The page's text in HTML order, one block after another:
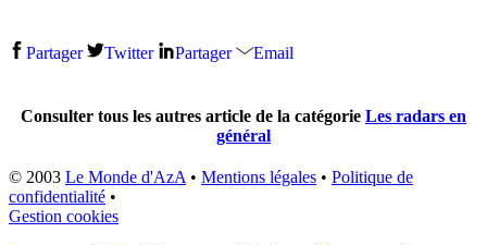
Partager Twitter Partager Email
Consulter tous les autres article de la catégorie Les radars en
général
© 2003 Le Monde d'AzA • Mentions légales • Politique de
confidentialité •
Gestion cookies